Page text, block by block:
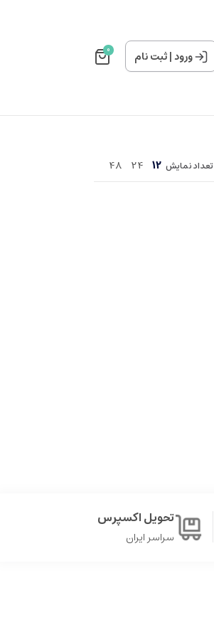
ورود|ثبت نام 0
تعداد نمایش 12
24
48
تحویل اکسپرس
سراسر ایران